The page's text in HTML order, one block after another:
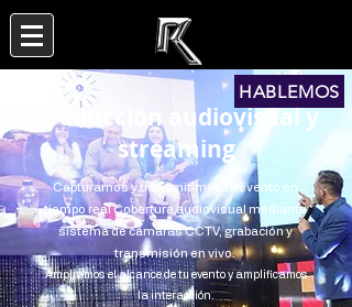
Producción audiovisual y
streaming
Capturamos y transmitimos tu evento en
tiempo real Cobertura audiovisual mediante
sistema de cámaras CCTV, grabación y
transmisión en vivo.
Ampliamos el alcance de tu evento y amplificamos
la interacción.
HABLEMOS